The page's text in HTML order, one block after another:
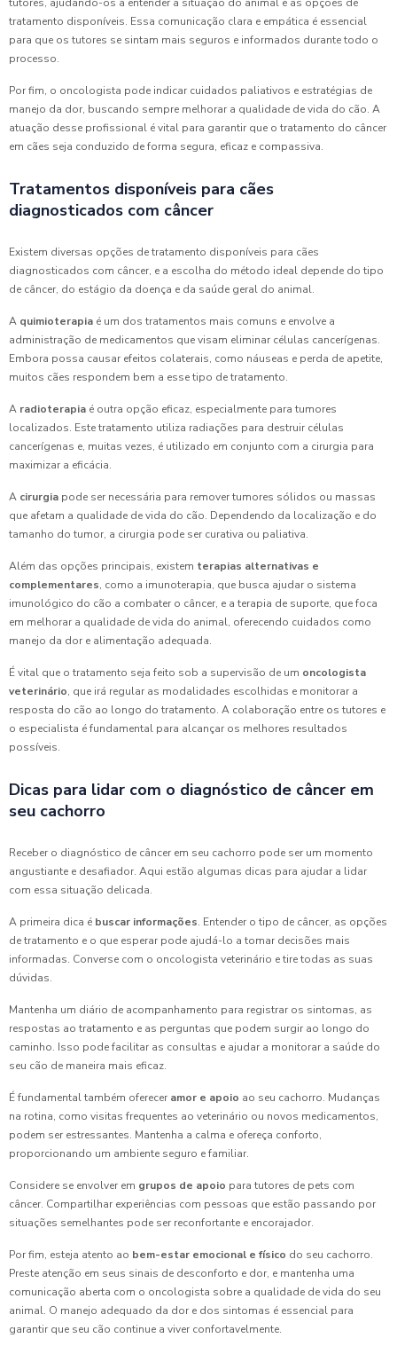
tutores, ajudando-os a entender a situação do animal e as opções de
tratamento disponíveis. Essa comunicação clara e empática é essencial
para que os tutores se sintam mais seguros e informados durante todo o
processo.
Por fim, o oncologista pode indicar cuidados paliativos e estratégias de
manejo da dor, buscando sempre melhorar a qualidade de vida do cão. A
atuação desse profissional é vital para garantir que o tratamento do câncer
em cães seja conduzido de forma segura, eficaz e compassiva.
Tratamentos disponíveis para cães
diagnosticados com câncer
Existem diversas opções de tratamento disponíveis para cães
diagnosticados com câncer, e a escolha do método ideal depende do tipo
de câncer, do estágio da doença e da saúde geral do animal.
A quimioterapia é um dos tratamentos mais comuns e envolve a
administração de medicamentos que visam eliminar células cancerígenas.
Embora possa causar efeitos colaterais, como náuseas e perda de apetite,
muitos cães respondem bem a esse tipo de tratamento.
A radioterapia é outra opção eficaz, especialmente para tumores
localizados. Este tratamento utiliza radiações para destruir células
cancerígenas e, muitas vezes, é utilizado em conjunto com a cirurgia para
maximizar a eficácia.
A cirurgia pode ser necessária para remover tumores sólidos ou massas
que afetam a qualidade de vida do cão. Dependendo da localização e do
tamanho do tumor, a cirurgia pode ser curativa ou paliativa.
Além das opções principais, existem terapias alternativas e
complementares, como a imunoterapia, que busca ajudar o sistema
imunológico do cão a combater o câncer, e a terapia de suporte, que foca
em melhorar a qualidade de vida do animal, oferecendo cuidados como
manejo da dor e alimentação adequada.
É vital que o tratamento seja feito sob a supervisão de um oncologista
veterinário, que irá regular as modalidades escolhidas e monitorar a
resposta do cão ao longo do tratamento. A colaboração entre os tutores e
o especialista é fundamental para alcançar os melhores resultados
possíveis.
Dicas para lidar com o diagnóstico de câncer em
seu cachorro
Receber o diagnóstico de câncer em seu cachorro pode ser um momento
angustiante e desafiador. Aqui estão algumas dicas para ajudar a lidar
com essa situação delicada.
A primeira dica é buscar informações. Entender o tipo de câncer, as opções
de tratamento e o que esperar pode ajudá-lo a tomar decisões mais
informadas. Converse com o oncologista veterinário e tire todas as suas
dúvidas.
Mantenha um diário de acompanhamento para registrar os sintomas, as
respostas ao tratamento e as perguntas que podem surgir ao longo do
caminho. Isso pode facilitar as consultas e ajudar a monitorar a saúde do
seu cão de maneira mais eficaz.
É fundamental também oferecer amor e apoio ao seu cachorro. Mudanças
na rotina, como visitas frequentes ao veterinário ou novos medicamentos,
podem ser estressantes. Mantenha a calma e ofereça conforto,
proporcionando um ambiente seguro e familiar.
Considere se envolver em grupos de apoio para tutores de pets com
câncer. Compartilhar experiências com pessoas que estão passando por
situações semelhantes pode ser reconfortante e encorajador.
Por fim, esteja atento ao bem-estar emocional e físico do seu cachorro.
Preste atenção em seus sinais de desconforto e dor, e mantenha uma
comunicação aberta com o oncologista sobre a qualidade de vida do seu
animal. O manejo adequado da dor e dos sintomas é essencial para
garantir que seu cão continue a viver confortavelmente.